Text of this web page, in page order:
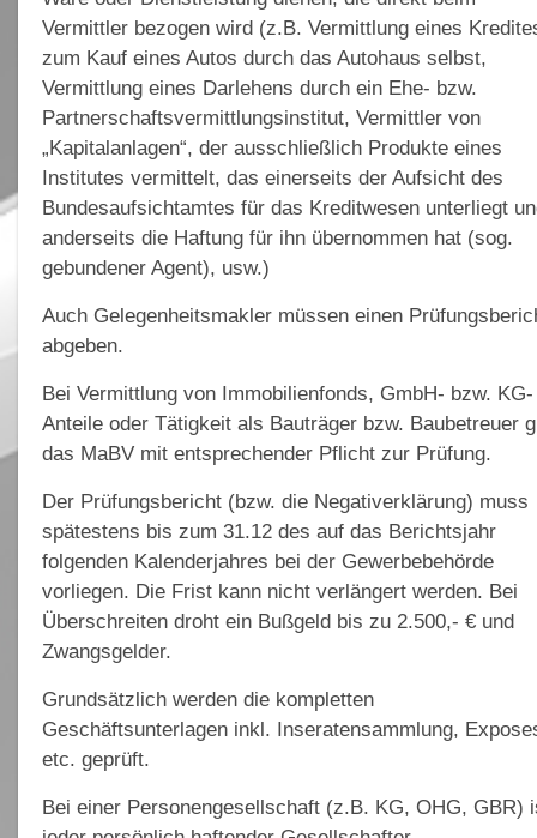
Vermittler bezogen wird (z.B. Vermittlung eines
zum Kauf eines Autos durch das Autohaus selbst,
Vermittlung eines Darlehens durch ein Ehe- bzw.
Partnerschaftsvermittlungsinstitut, Vermittler von
„Kapitalanlagen“, der ausschließlich Produkte eines
Institutes vermittelt, das einerseits der Aufsicht des
Bundesaufsichtamtes für das Kreditwesen unterliegt
anderseits die Haftung für ihn übernommen hat (sog.
gebundener Agent), usw.)
Auch Gelegenheitsmakler müssen einen
abgeben.
Bei Vermittlung von Immobilienfonds, GmbH- bzw. KG-
Anteile oder Tätigkeit als Bauträger bzw. Baubetreuer
das MaBV mit entsprechender Pflicht zur Prüfung.
Der Prüfungsbericht (bzw. die Negativerklärung) muss
spätestens bis zum 31.12 des auf das Berichtsjahr
folgenden Kalenderjahres bei der Gewerbebehörde
vorliegen. Die Frist kann nicht verlängert werden. Bei
Überschreiten droht ein Bußgeld bis zu 2.500,- € und
Zwangsgelder.
Grundsätzlich werden die kompletten
Geschäftsunterlagen inkl. Inseratensammlung,
etc. geprüft.
Bei einer Personengesellschaft (z.B. KG, OHG, GBR)